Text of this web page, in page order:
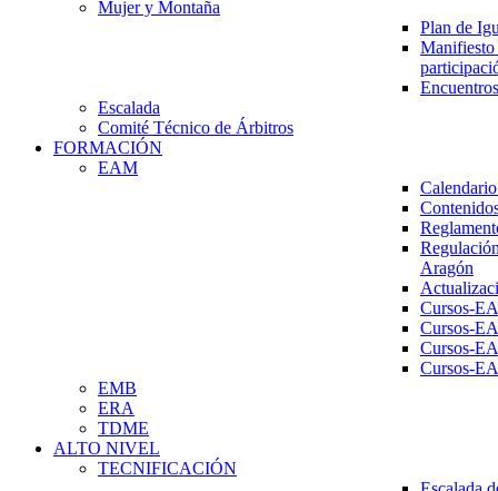
Mujer y Montaña
Plan de
Escalada
Comité Técnico de Árbitros
FORMACIÓN
EAM
Aragón
Cursos-
Cursos-
Cursos-
Cursos-
EMB
ERA
TDME
ALTO NIVEL
TECNIFICACIÓN